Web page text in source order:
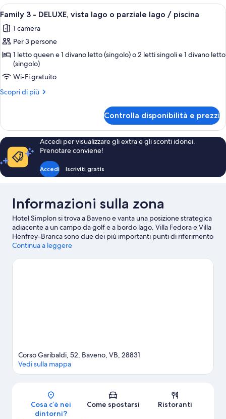
vista
lago
parziale
Apri
tutte
le
foto
per
Family
3
-
lago
o
parziale
lago
/
Un soggiorno con divano, un
8
Family 3 - DELUXE, vista lago o parziale lago / piscina
1 camera
Per 3 persone
1 letto queen e 1 divano letto (singolo) o 2 letti singoli e 1 divano letto
(singolo)
Wi-Fi gratuito
Scopri di più
Altri
3
-
DELUXE,
vista
lago
o
piscina
Controlla disponibilità e prezzi
Accedi per visualizzare gli extra e gli sconti idonei.
Prenotare conviene!
Accedi Iscriviti gratis
Informazioni sulla zona
Hotel Simplon si trova a Baveno e vanta una posizione strategica
adiacente a un campo da golf e a bordo lago. Villa Fedora e Villa
Henfrey-Branca sono due dei più importanti punti di riferimento
della zona. E per chi ama le attività, è d'obbligo una tappa a
Anche Parco Avventura e Giardini Botanici Villa Taranto meritano
Continua a leggere
Mappa
Corso Garibaldi, 52, Baveno, VB, 28831
Vedi sulla mappa
Cosa c’è nei
dintorni?
Come spostarsi Ristoranti